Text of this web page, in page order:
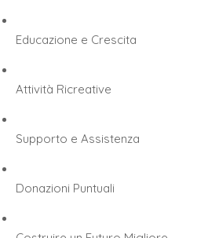
Educazione e Crescita
Attività Ricreative
Supporto e Assistenza
Donazioni Puntuali